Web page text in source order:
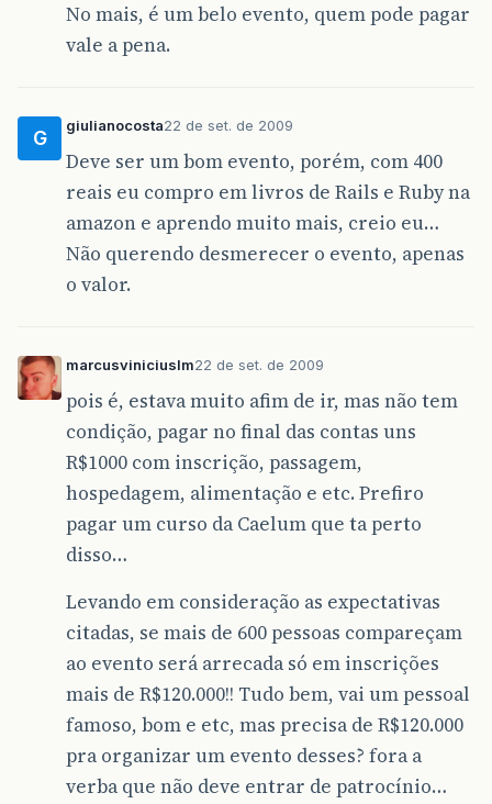
No mais, é um belo evento, quem pode pagar
vale a pena.
G
giulianocosta22 de set. de 2009
Deve ser um bom evento, porém, com 400
reais eu compro em livros de Rails e Ruby na
amazon e aprendo muito mais, creio eu…
Não querendo desmerecer o evento, apenas
o valor.
marcusviniciuslm22 de set. de 2009
pois é, estava muito afim de ir, mas não tem
condição, pagar no final das contas uns
R$1000 com inscrição, passagem,
hospedagem, alimentação e etc. Prefiro
pagar um curso da Caelum que ta perto
disso…
Levando em consideração as expectativas
citadas, se mais de 600 pessoas compareçam
ao evento será arrecada só em inscrições
mais de R$120.000!! Tudo bem, vai um pessoal
famoso, bom e etc, mas precisa de R$120.000
pra organizar um evento desses? fora a
verba que não deve entrar de patrocínio…